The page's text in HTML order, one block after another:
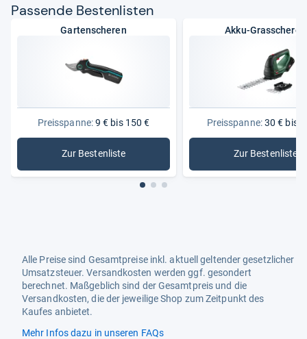
Pas­sende Bes­ten­lis­ten
Gartenscheren
Preisspanne:9 € bis 150 €
Zur Bestenliste
: Gartenscheren
Akku-Grasscheren
Preisspanne:30 € bis
Zur Bestenliste
: Akku-
Alle Preise sind Gesamtpreise inkl. aktuell geltender gesetzlicher
Umsatzsteuer. Versandkosten werden ggf. gesondert
berechnet. Maßgeblich sind der Gesamtpreis und die
Versandkosten, die der jeweilige Shop zum Zeitpunkt des
Kaufes anbietet.
Mehr Infos dazu in unseren FAQs